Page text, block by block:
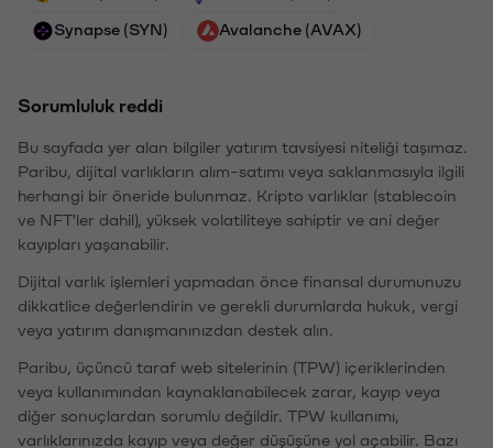
Synapse (SYN) Avalanche (AVAX)
Sorumluluk reddi
Bu sayfada yer alan bilgiler yatırım tavsiyesi niteliği taşımaz.
Paribu, dijital varlıkların alım-satımı veya saklanmasıyla ilgili
herhangi bir öneride bulunmaz. Kripto varlıklar (stablecoin
ve NFT'ler dahil), yüksek volatiliteye sahiptir ve ani değer
kayıpları yaşanabilir.
Dijital varlık işlemleri yapmadan önce finansal durumunuzu
dikkatlice değerlendirin ve gerekli durumlarda hukuk, vergi
veya yatırım danışmanınızdan destek alın.
Paribu, üçüncü taraf web sitelerinin (TPW) içeriklerinden
veya kullanımından kaynaklanabilecek zarar, kayıp veya
diğer sonuçlardan sorumlu değildir. TPW kullanımı,
varlıklarınızda kayıp veya değer düşüşüne yol açabilir. Bazı